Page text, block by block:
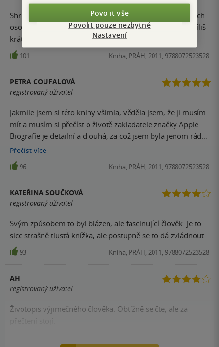
Shrnutí neobyčejného života, jednoho z nejvýznamnějších
osob moderní doby. Pro někoho dlouhé, pro některé příliš
krátké, ale rozhoně sotojí za to přečíst.
101 Kniha, PRÁH, 2011, 9788072523528
PETRA COUFALOVÁ
registrovaný uživatel
Jakmile jsem si této knihy všimla, věděla jsem, že ji musím
mít a musím si přečíst o životě zakladatele značky Apple.
Biografie je detailní a dlouhá, za což jsem byla jenom ráda,
protože mě velmi bavilo dostávat se pod kůži Steva Jobse.
To, co dokázal on je neskutečné, inspirativní a mnohým
lidem jeho počiny ukazují cestu a nemusí se jednat pouze o
oblastí. Knihou rozhodně nejsem zklamaná a jsem ráda za
obohacení, které mi přinesla.
Přečíst více
96 Kniha, PRÁH, 2011, 9788072523528
KATEŘINA SOUČKOVÁ
registrovaný uživatel
Svým způsobem to byl blázen, ale fascinující člověk. Je to
sice strašně tlustá knížka, ale postupně se to dá zvládnout.
93 Kniha, PRÁH, 2011, 9788072523528
AH
registrovaný uživatel
Životopis výjimečného člověka. Obtížně se čte, ale za
Povolit vše
Povolit pouze nezbytné
Nastavení